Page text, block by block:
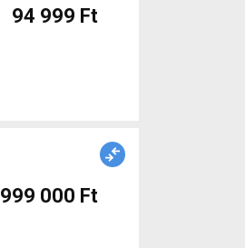
94 999 Ft
999 000 Ft